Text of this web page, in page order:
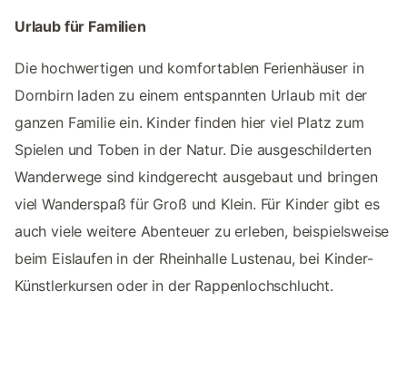
Urlaub für Familien
Die hochwertigen und komfortablen Ferienhäuser in
Dornbirn laden zu einem entspannten Urlaub mit der
ganzen Familie ein. Kinder finden hier viel Platz zum
Spielen und Toben in der Natur. Die ausgeschilderten
Wanderwege sind kindgerecht ausgebaut und bringen
viel Wanderspaß für Groß und Klein. Für Kinder gibt es
auch viele weitere Abenteuer zu erleben, beispielsweise
beim Eislaufen in der Rheinhalle Lustenau, bei Kinder-
Künstlerkursen oder in der Rappenlochschlucht.